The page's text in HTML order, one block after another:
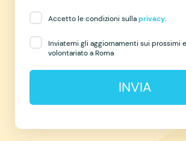
Accetto le condizioni sullaprivacy.
Inviatemi gli aggiornamenti sui prossimi
volontariato a Roma
INVIA